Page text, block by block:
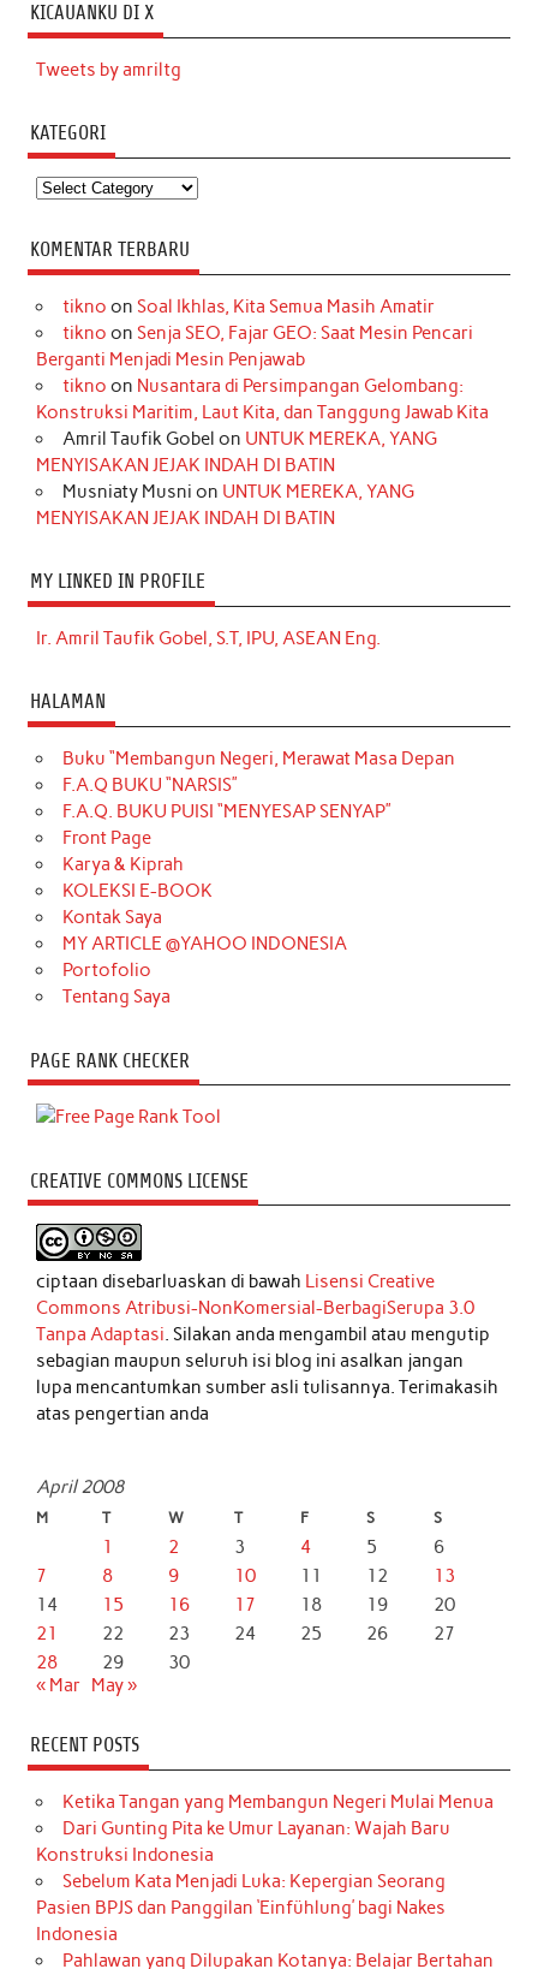
KICAUANKU DI X
Tweets by amriltg
KATEGORI
Kategori
KOMENTAR TERBARU
tikno on Soal Ikhlas, Kita Semua Masih Amatir
tikno on Senja SEO, Fajar GEO: Saat Mesin Pencari
Berganti Menjadi Mesin Penjawab
tikno on Nusantara di Persimpangan Gelombang:
Konstruksi Maritim, Laut Kita, dan Tanggung Jawab Kita
Amril Taufik Gobel on UNTUK MEREKA, YANG
MENYISAKAN JEJAK INDAH DI BATIN
Musniaty Musni on UNTUK MEREKA, YANG
MENYISAKAN JEJAK INDAH DI BATIN
MY LINKED IN PROFILE
Ir. Amril Taufik Gobel, S.T, IPU, ASEAN Eng.
HALAMAN
Buku “Membangun Negeri, Merawat Masa Depan
F.A.Q BUKU “NARSIS”
F.A.Q. BUKU PUISI “MENYESAP SENYAP”
Front Page
Karya & Kiprah
KOLEKSI E-BOOK
Kontak Saya
MY ARTICLE @YAHOO INDONESIA
Portofolio
Tentang Saya
PAGE RANK CHECKER
CREATIVE COMMONS LICENSE
ciptaan disebarluaskan di bawah Lisensi Creative
Commons Atribusi-NonKomersial-BerbagiSerupa 3.0
Tanpa Adaptasi. Silakan anda mengambil atau mengutip
sebagian maupun seluruh isi blog ini asalkan jangan
lupa mencantumkan sumber asli tulisannya. Terimakasih
atas pengertian anda
April 2008
M T W T F S S
1 2 3 4 5
6
7
8 9 10 11 12
13
14
15 16 17 18 19
20
21
22 23 24 25 26
27
28
29
30
« Mar May »
RECENT POSTS
Ketika Tangan yang Membangun Negeri Mulai Menua
Dari Gunting Pita ke Umur Layanan: Wajah Baru
Konstruksi Indonesia
Sebelum Kata Menjadi Luka: Kepergian Seorang
Pasien BPJS dan Panggilan ‘Einfühlung’ bagi Nakes
Indonesia
Pahlawan yang Dilupakan Kotanya: Belajar Bertahan